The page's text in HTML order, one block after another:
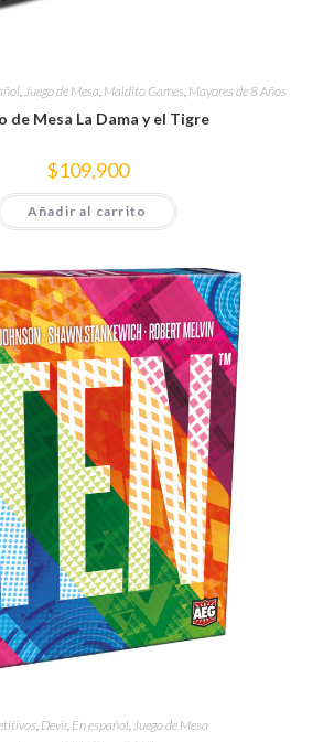
,Juego de Mesa, Maldito Games, Mayores de 8 Años
de Mesa La Dama y el Tigre
$109,900
Añadir al carrito
, Devir, En español,Juego de Mesa